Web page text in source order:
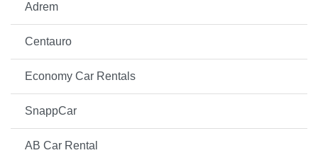
Adrem
Centauro
Economy Car Rentals
SnappCar
AB Car Rental